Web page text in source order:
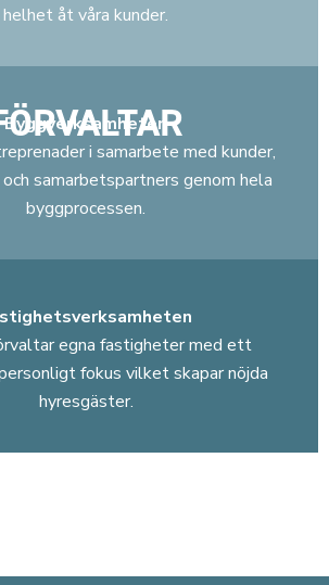
helhet åt våra kunder.
Byggverksamheten
i samarbete med kunder,
samarbetspartners genom hela
byggprocessen.
egna fastigheter med ett
fokus vilket skapar nöjda
hyresgäster.